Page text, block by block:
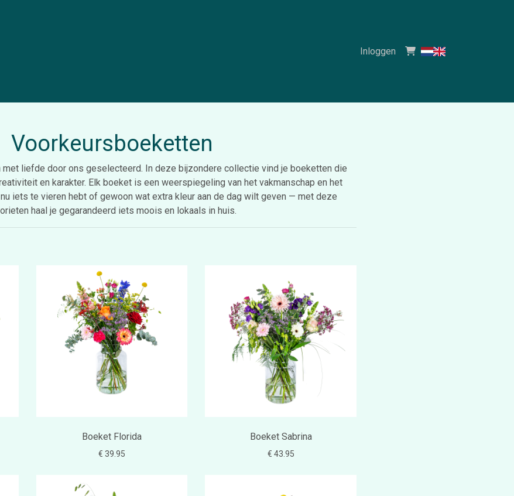
Inloggen
Voorkeursboeketten
liefde door ons geselecteerd. In deze bijzondere collectie vind je boeketten die
en karakter. Elk boeket is een weerspiegeling van het vakmanschap en het
iets te vieren hebt of gewoon wat extra kleur aan de dag wilt geven — met deze
haal je gegarandeerd iets moois en lokaals in huis.
Boeket Florida
€ 39.95
Boeket Sabrina
€ 43.95